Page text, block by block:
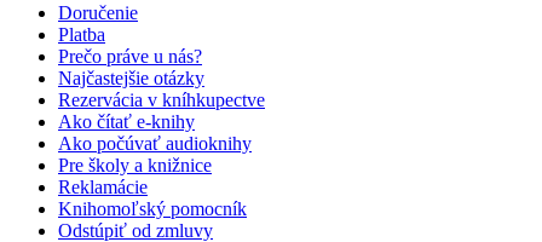
Doručenie
Platba
Prečo práve u nás?
Najčastejšie otázky
Rezervácia v kníhkupectve
Ako čítať e-knihy
Ako počúvať audioknihy
Pre školy a knižnice
Reklamácie
Knihomoľský pomocník
Odstúpiť od zmluvy